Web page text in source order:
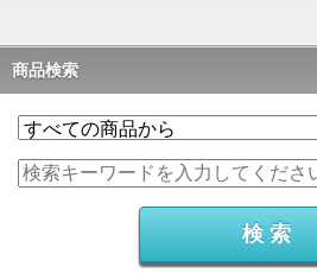
商品検索